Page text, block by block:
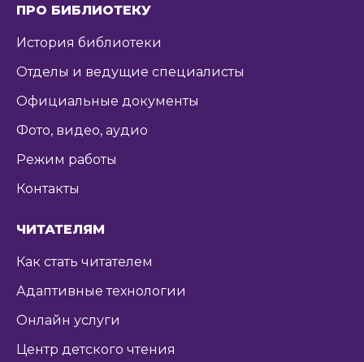
ПРО БИБЛИОТЕКУ
История библиотеки
Отделы и ведущие специалисты
Официальные документы
Фото, видео, аудио
Режим работы
Контакты
ЧИТАТЕЛЯМ
Как стать читателем
Адаптивные технологии
Онлайн услуги
Центр детского чтения